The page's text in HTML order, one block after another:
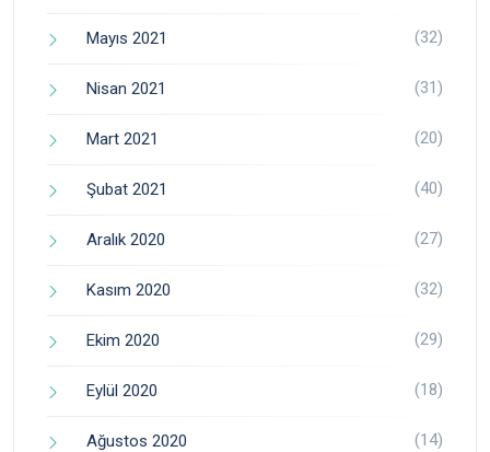
Mayıs 2021 (32)
Nisan 2021 (31)
Mart 2021 (20)
Şubat 2021 (40)
Aralık 2020 (27)
Kasım 2020 (32)
Ekim 2020 (29)
Eylül 2020 (18)
Ağustos 2020 (14)